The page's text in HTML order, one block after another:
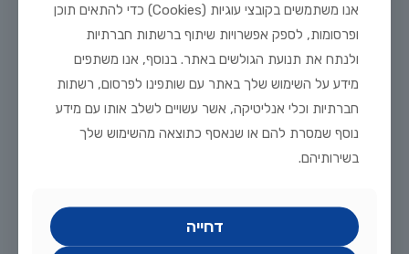
אנו משתמשים בקובצי עוגיות (Cookies) כדי להתאים תוכן
ופרסומות, לספק אפשרויות שיתוף ברשתות חברתיות
ולנתח את תנועת הגולשים באתר. בנוסף, אנו משתפים
מידע על השימוש שלך באתר עם שותפינו לפרסום, רשתות
חברתיות וכלי אנליטיקה, אשר עשויים לשלב אותו עם מידע
נוסף שמסרת להם או שנאסף כתוצאה מהשימוש שלך
בשירותיהם.
דחייה